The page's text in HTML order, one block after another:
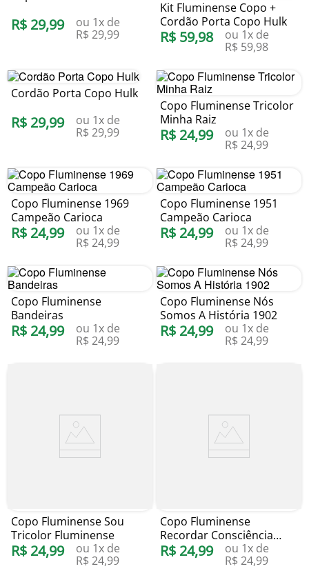
R$ 29,99 ou 1x de
R$ 29,99
Kit Fluminense Copo +
Cordão Porta Copo Hulk
R$ 59,98 ou 1x de
R$ 59,98
Cordão Porta Copo Hulk
R$ 29,99 ou 1x de
R$ 29,99
Copo Fluminense Tricolor
Minha Raiz
R$ 24,99 ou 1x de
R$ 24,99
Copo Fluminense 1969
Campeão Carioca
R$ 24,99 ou 1x de
R$ 24,99
Copo Fluminense 1951
Campeão Carioca
R$ 24,99 ou 1x de
R$ 24,99
Copo Fluminense
Bandeiras
R$ 24,99 ou 1x de
R$ 24,99
Copo Fluminense Nós
Somos A História 1902
R$ 24,99 ou 1x de
R$ 24,99
Copo Fluminense Sou
Tricolor Fluminense
R$ 24,99 ou 1x de
R$ 24,99
Copo Fluminense
Recordar Consciência
Negra 25
R$ 24,99 ou 1x de
R$ 24,99